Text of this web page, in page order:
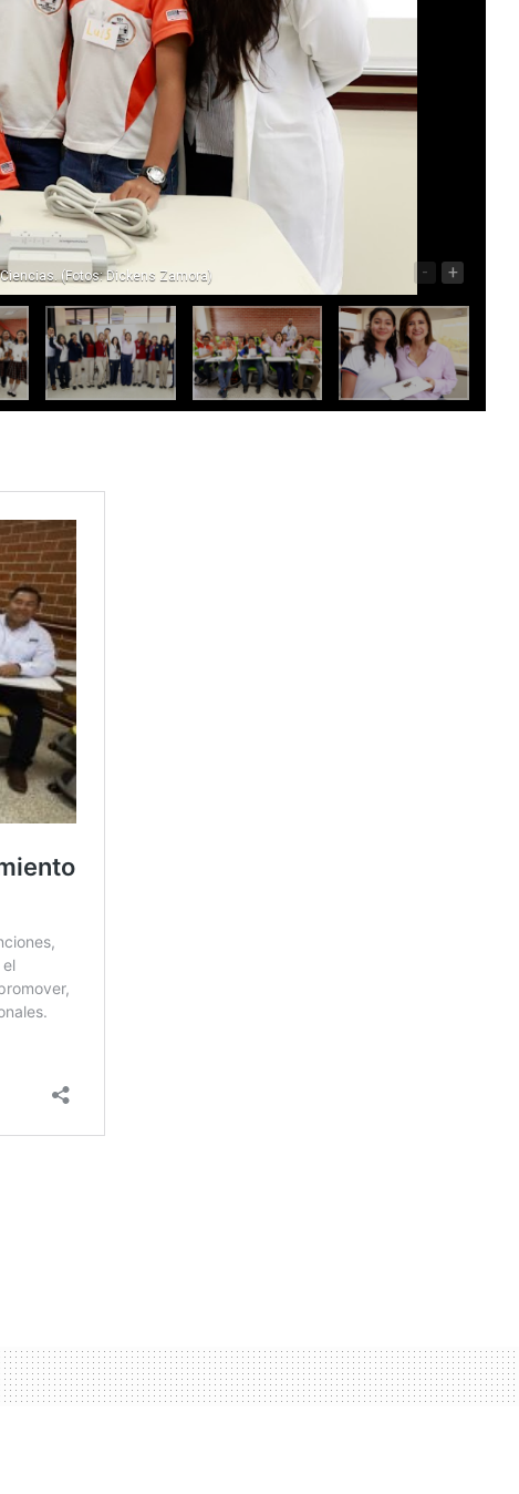
(Fotos: Dickens Zamora) - +